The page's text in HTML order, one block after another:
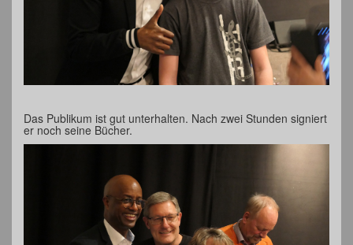
Das Publikum ist gut unterhalten. Nach zwei Stunden signiert
er noch seine Bücher.